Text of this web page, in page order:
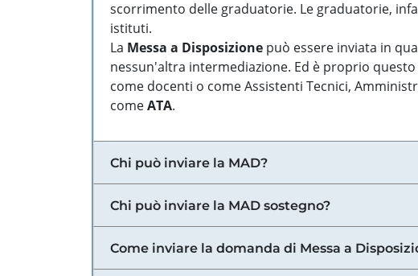
scorrimento delle graduatorie. Le graduatorie,
istituti.
La Messa a Disposizione può essere inviata in
nessun'altra intermediazione. Ed è proprio
come docenti o come Assistenti Tecnici,
comeATA.
Chi può inviare la MAD?
Chi può inviare la MAD sostegno?
Come inviare la domanda di Messa a